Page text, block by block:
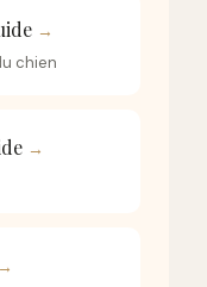
→
chien
→
→